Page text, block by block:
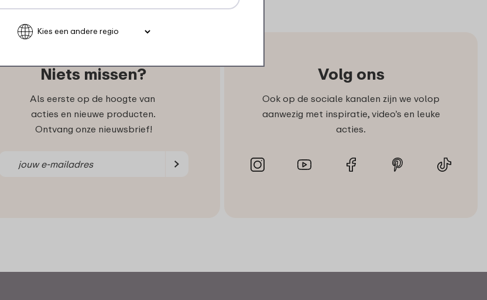
Niets missen?
Als eerste op de hoogte van
acties en nieuwe producten.
Ontvang onze nieuwsbrief!
Volg ons
Ook op de sociale kanalen zijn we volop
aanwezig met inspiratie, video’s en leuke
acties.